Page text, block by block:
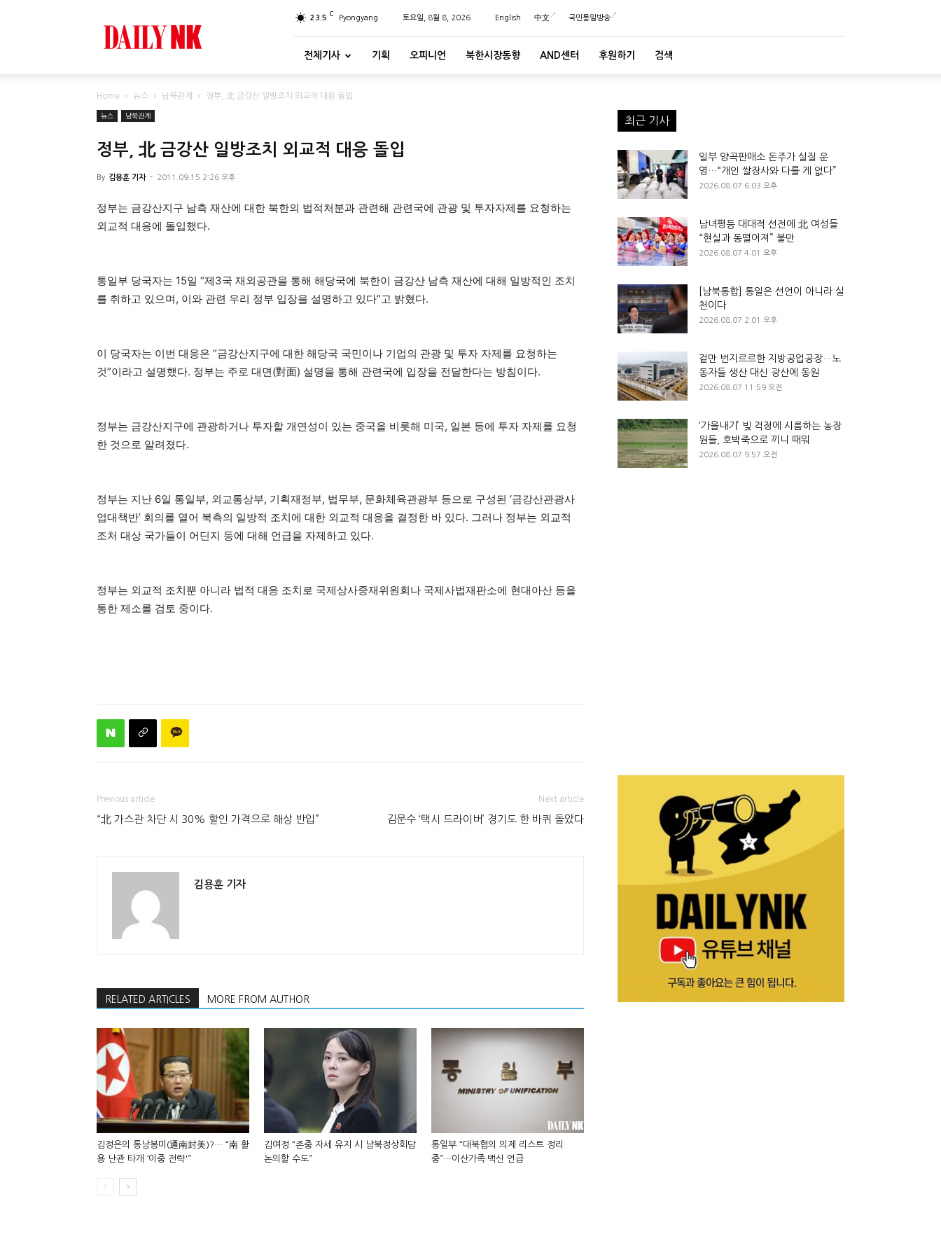
23.5 C Pyongyang 토요일, 8월 8, 2026 English 中文 국민통일방송
전체기사 기획 오피니언 북한시장동향 AND센터 후원하기 검색
Home 뉴스 남북관계 정부, 北 금강산 일방조치 외교적 대응 돌입
뉴스 남북관계
정부, 北 금강산 일방조치 외교적 대응 돌입
By 김용훈 기자 - 2011.09.15 2:26 오후
정부는 금강산지구 남측 재산에 대한 북한의 법적처분과 관련해 관련국에 관광 및 투자자제를 요청하는
외교적 대응에 돌입했다.
통일부 당국자는 15일 “제3국 재외공관을 통해 해당국에 북한이 금강산 남측 재산에 대해 일방적인 조치
를 취하고 있으며, 이와 관련 우리 정부 입장을 설명하고 있다”고 밝혔다.
이 당국자는 이번 대응은 “금강산지구에 대한 해당국 국민이나 기업의 관광 및 투자 자제를 요청하는
것”이라고 설명했다. 정부는 주로 대면(對面) 설명을 통해 관련국에 입장을 전달한다는 방침이다.
정부는 금강산지구에 관광하거나 투자할 개연성이 있는 중국을 비롯해 미국, 일본 등에 투자 자제를 요청
한 것으로 알려졌다.
정부는 지난 6일 통일부, 외교통상부, 기획재정부, 법무부, 문화체육관광부 등으로 구성된 ‘금강산관광사
업대책반’ 회의를 열어 북측의 일방적 조치에 대한 외교적 대응을 결정한 바 있다. 그러나 정부는 외교적
조처 대상 국가들이 어딘지 등에 대해 언급을 자제하고 있다.
정부는 외교적 조치뿐 아니라 법적 대응 조치로 국제상사중재위원회나 국제사법재판소에 현대아산 등을
통한 제소를 검토 중이다.
Previous article
“北 가스관 차단 시 30% 할인 가격으로 해상 반입”
Next article
김문수 ‘택시 드라이버’ 경기도 한 바퀴 돌았다
김용훈 기자
RELATED ARTICLES MORE FROM AUTHOR
김정은의 통남봉미(通南封美)?… “南 활
용 난관 타개 ‘이중 전략'”
김여정 “존중 자세 유지 시 남북정상회담
논의할 수도”
통일부 “대북협의 의제 리스트 정리
중”…이산가족·백신 언급
최근 기사
일부 양곡판매소 돈주가 실질 운
영…“개인 쌀장사와 다를 게 없다”
2026.08.07 6:03 오후
남녀평등 대대적 선전에 北 여성들
“현실과 동떨어져” 불만
2026.08.07 4:01 오후
[남북통합] 통일은 선언이 아니라 실
천이다
2026.08.07 2:01 오후
겉만 번지르르한 지방공업공장…노
동자들 생산 대신 광산에 동원
2026.08.07 11:59 오전
‘가을내기’ 빚 걱정에 시름하는 농장
원들, 호박죽으로 끼니 때워
2026.08.07 9:57 오전